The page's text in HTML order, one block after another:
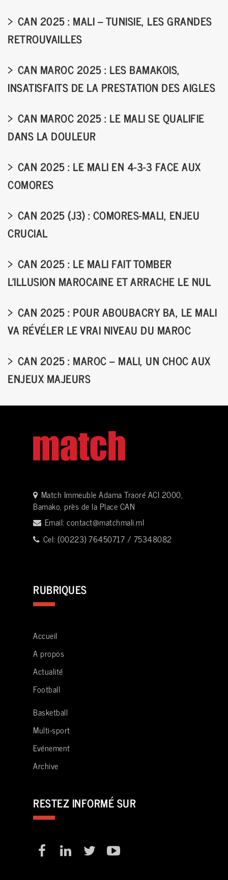
CAN 2025 : MALI – TUNISIE, LES GRANDES
RETROUVAILLES
CAN MAROC 2025 : LES BAMAKOIS,
INSATISFAITS DE LA PRESTATION DES AIGLES
CAN MAROC 2025 : LE MALI SE QUALIFIE
DANS LA DOULEUR
CAN 2025 : LE MALI EN 4-3-3 FACE AUX
COMORES
CAN 2025 (J3) : COMORES-MALI, ENJEU
CRUCIAL
CAN 2025 : LE MALI FAIT TOMBER
L’ILLUSION MAROCAINE ET ARRACHE LE NUL
CAN 2025 : POUR ABOUBACRY BA, LE MALI
VA RÉVÉLER LE VRAI NIVEAU DU MAROC
CAN 2025 : MAROC – MALI, UN CHOC AUX
ENJEUX MAJEURS
Match Immeuble Adama Traoré ACI 2000,
Bamako, près de la Place CAN
Email: contact@matchmali.ml
Cel: (00223) 76450717 / 75348082
RUBRIQUES
Accueil
A propos
Actualité
Football
Basketball
Multi-sport
Evénement
Archive
RESTEZ INFORMÉ SUR